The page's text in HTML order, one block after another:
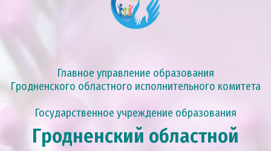
Главное управление образования
Гродненского областного исполнительного комитета
Государственное учреждение образования
Гродненский областной